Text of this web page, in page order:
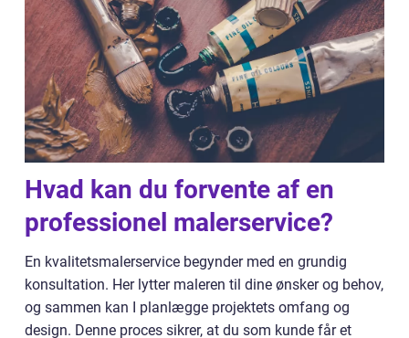
Hvad kan du forvente af en
professionel malerservice?
En kvalitetsmalerservice begynder med en grundig
konsultation. Her lytter maleren til dine ønsker og behov,
og sammen kan I planlægge projektets omfang og
design. Denne proces sikrer, at du som kunde får et